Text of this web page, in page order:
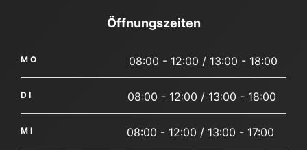
Öffnungszeiten
MO 08:00 - 12:00 / 13:00 - 18:00
DI 08:00 - 12:00 / 13:00 - 18:00
MI 08:00 - 12:00 / 13:00 - 17:00